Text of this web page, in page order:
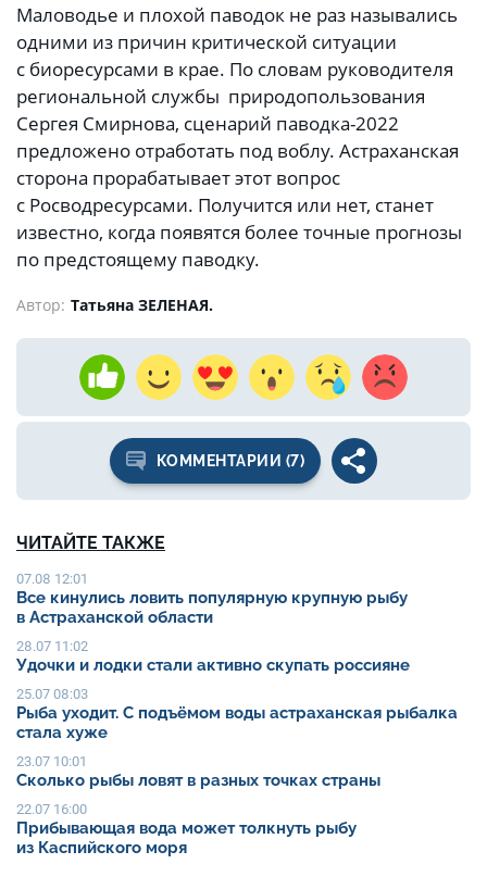
Маловодье и плохой паводок не раз назывались
одними из причин критической ситуации
с биоресурсами в крае. По словам руководителя
региональной службы природопользования
Сергея Смирнова, сценарий паводка-2022
предложено отработать под воблу. Астраханская
сторона прорабатывает этот вопрос
с Росводресурсами. Получится или нет, станет
известно, когда появятся более точные прогнозы
по предстоящему паводку.
Автор: Татьяна ЗЕЛЕНАЯ.
КОММЕНТАРИИ (7)
ЧИТАЙТЕ ТАКЖЕ
07.08 12:01
Все кинулись ловить популярную крупную рыбу
в Астраханской области
28.07 11:02
Удочки и лодки стали активно скупать россияне
25.07 08:03
Рыба уходит. С подъёмом воды астраханская рыбалка
стала хуже
23.07 10:01
Сколько рыбы ловят в разных точках страны
22.07 16:00
Прибывающая вода может толкнуть рыбу
из Каспийского моря